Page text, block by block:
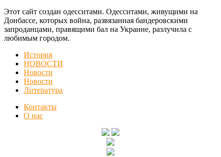
Этот сайт создан одесситами. Одесситами, живущими на
Донбассе, которых война, развязанная бандеровскими
запроданцами, правящими бал на Украине, разлучила с
любимым городом.
История
НОВОСТИ
Новости
Новости
Литература
Контакты
О нас